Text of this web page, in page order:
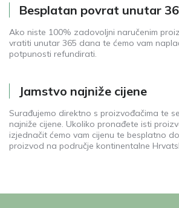
Besplatan povrat unutar
Ako niste 100% zadovoljni naručenim
vratiti unutar 365 dana te ćemo vam
potpunosti refundirati.
Jamstvo najniže cijene
Surađujemo direktno s proizvođačima te
najniže cijene. Ukoliko pronađete isti
izjednačit ćemo vam cijenu te besplatno
proizvod na područje kontinentalne